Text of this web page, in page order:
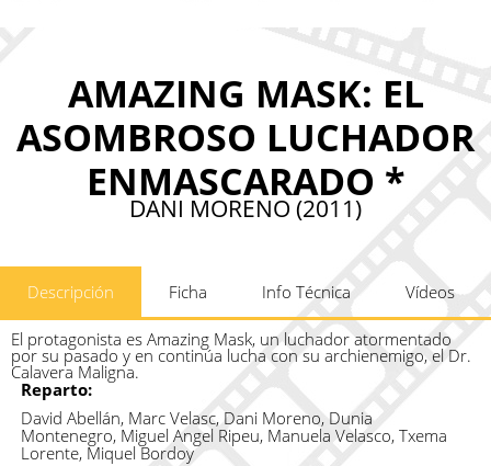
AMAZING MASK: EL
ASOMBROSO LUCHADOR
ENMASCARADO *
DANI MORENO (2011)
Descripción Ficha Info Técnica Vídeos
El protagonista es Amazing Mask, un luchador atormentado
por su pasado y en continúa lucha con su archienemigo, el Dr.
Calavera Maligna.
Reparto:
David Abellán, Marc Velasc, Dani Moreno, Dunia
Montenegro, Miguel Angel Ripeu, Manuela Velasco, Txema
Lorente, Miquel Bordoy